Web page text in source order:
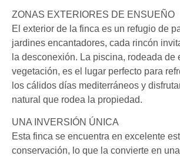
ZONAS EXTERIORES DE ENSUEÑO
El exterior de la finca es un refugio de
jardines encantadores, cada rincón
la desconexión. La piscina, rodeada de
vegetación, es el lugar perfecto para
los cálidos días mediterráneos y
natural que rodea la propiedad.
UNA INVERSIÓN ÚNICA
Esta finca se encuentra en excelente
conservación, lo que la convierte en